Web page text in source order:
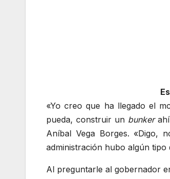
«Yo creo que ha llegado el
pueda, construir un bunkerahí
Aníbal Vega Borges. «Digo,
administración hubo algún
Al preguntarle al gobernador